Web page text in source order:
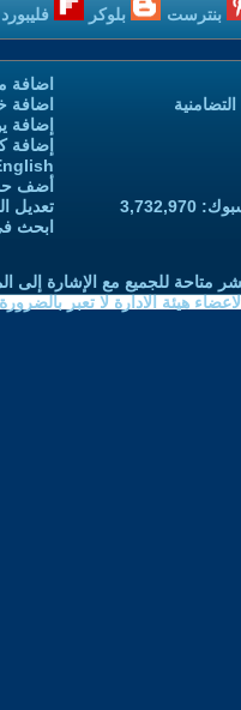
بنترست بلوكر فليبورد
اضافة
اضافة
إضافة
إضافة
أضف
تعديل
ابحث
متاحة للجميع مع الإشارة إلى
هيئة الادارة لا تعبر